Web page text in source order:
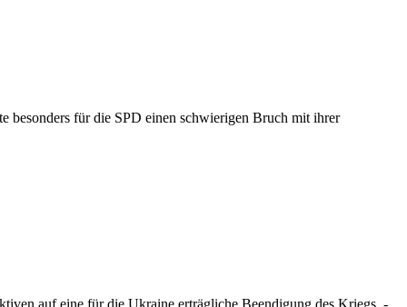
besonders für die SPD einen schwierigen Bruch mit ihrer